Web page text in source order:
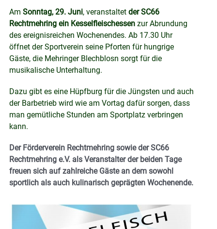
Am Sonntag, 29. Juni, veranstaltet der SC66
Rechtmehring ein Kesselfleischessen zur Abrundung
des ereignisreichen Wochenendes. Ab 17.30 Uhr
öffnet der Sportverein seine Pforten für hungrige
Gäste, die Mehringer Blechblosn sorgt für die
musikalische Unterhaltung.
Dazu gibt es eine Hüpfburg für die Jüngsten und auch
der Barbetrieb wird wie am Vortag dafür sorgen, dass
man gemütliche Stunden am Sportplatz verbringen
kann.
Der Förderverein Rechtmehring sowie der SC66
Rechtmehring e.V. als Veranstalter der beiden Tage
freuen sich auf zahlreiche Gäste an dem sowohl
sportlich als auch kulinarisch geprägten Wochenende.